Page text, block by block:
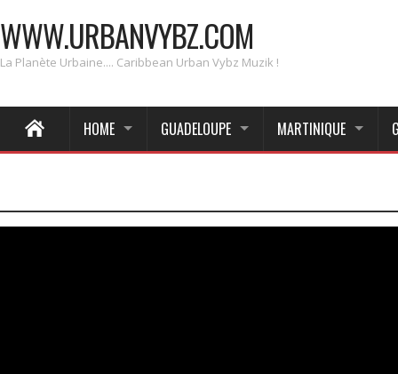
WWW.URBANVYBZ.COM
La Planète Urbaine.... Caribbean Urban Vybz Muzik !
HOME GUADELOUPE MARTINIQUE